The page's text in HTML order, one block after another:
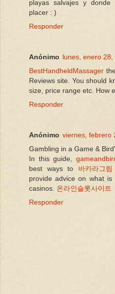
playas salvajes y
placer : )
Responder
Anónimo lunes, enero 28,
BestHandheldMassager
Reviews site. You should
size, price range etc. How
Responder
Anónimo viernes, febrero
Gambling in a Game &
In this guide,
best ways to 바카라그림
provide advice on what is
casinos. 온라인슬롯사이트
Responder